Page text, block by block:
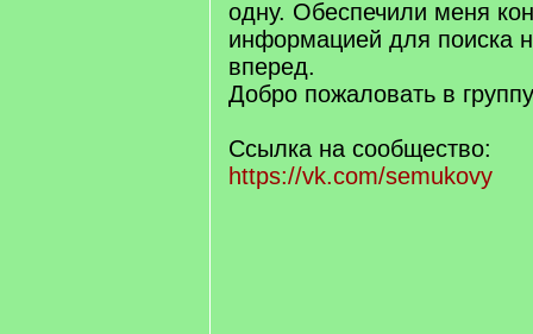
одну. Обеспечили меня
информацией для поиска
вперед.
Добро пожаловать в
Ссылка на сообщество:
https://vk.com/semukovy